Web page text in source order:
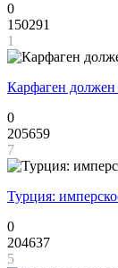
0
150291
1
Карфаген должен
0
205659
7
Турция:
0
204637
5